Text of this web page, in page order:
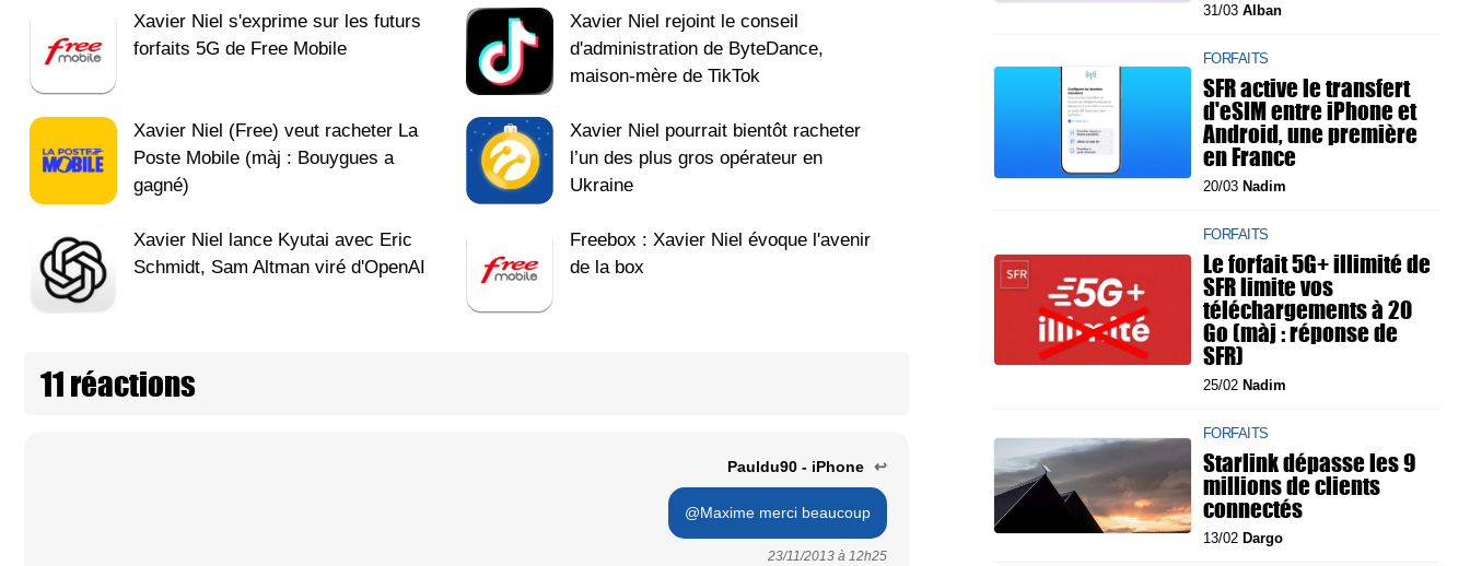
Xavier Niel s'exprime sur les futurs
forfaits 5G de Free Mobile
Xavier Niel rejoint le conseil
d'administration de ByteDance,
maison-mère de TikTok
Xavier Niel (Free) veut racheter La
Poste Mobile (màj : Bouygues a
gagné)
Xavier Niel pourrait bientôt racheter
l’un des plus gros opérateur en
Ukraine
Xavier Niel lance Kyutai avec Eric
Schmidt, Sam Altman viré d'OpenAI
Freebox : Xavier Niel évoque l'avenir
de la box
11 réactions
Pauldu90 - iPhone ↩
@Maxime merci beaucoup
23/11/2013 à 12h25
31/03 Alban
FORFAITS
SFR active le transfert
d'eSIM entre iPhone et
Android, une première
en France
20/03 Nadim
FORFAITS
Le forfait 5G+ illimité de
SFR limite vos
téléchargements à 20
Go (màj : réponse de
SFR)
25/02 Nadim
FORFAITS
Starlink dépasse les 9
millions de clients
connectés
13/02 Dargo